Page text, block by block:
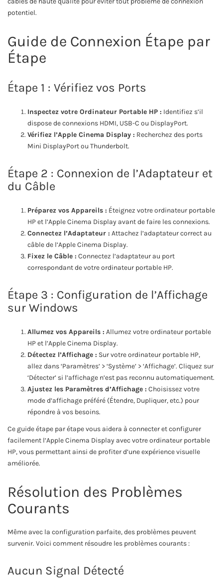
potentiel.
Guide de Connexion Étape par
Étape
Étape 1 : Vérifiez vos Ports
Inspectez votre Ordinateur Portable HP : Identifiez s’il
dispose de connexions HDMI, USB-C ou DisplayPort.
Vérifiez l’Apple Cinema Display : Recherchez des ports
Mini DisplayPort ou Thunderbolt.
Étape 2 : Connexion de l’Adaptateur et
du Câble
Préparez vos Appareils : Éteignez votre ordinateur portable
HP et l’Apple Cinema Display avant de faire les connexions.
Connectez l’Adaptateur : Attachez l’adaptateur correct au
câble de l’Apple Cinema Display.
Fixez le Câble : Connectez l’adaptateur au port
correspondant de votre ordinateur portable HP.
Étape 3 : Configuration de l’Affichage
sur Windows
Allumez vos Appareils : Allumez votre ordinateur portable
HP et l’Apple Cinema Display.
Détectez l’Affichage : Sur votre ordinateur portable HP,
allez dans ‘Paramètres’ > ‘Système’ > ‘Affichage’. Cliquez sur
‘Détecter’ si l’affichage n’est pas reconnu automatiquement.
Ajustez les Paramètres d’Affichage : Choisissez votre
mode d’affichage préféré (Étendre, Dupliquer, etc.) pour
répondre à vos besoins.
Ce guide étape par étape vous aidera à connecter et configurer
facilement l’Apple Cinema Display avec votre ordinateur portable
HP, vous permettant ainsi de profiter d’une expérience visuelle
améliorée.
Résolution des Problèmes
Courants
Même avec la configuration parfaite, des problèmes peuvent
survenir. Voici comment résoudre les problèmes courants :
Aucun Signal Détecté